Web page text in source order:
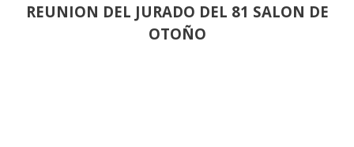
REUNION DEL JURADO DEL 81 SALON DE
OTOÑO